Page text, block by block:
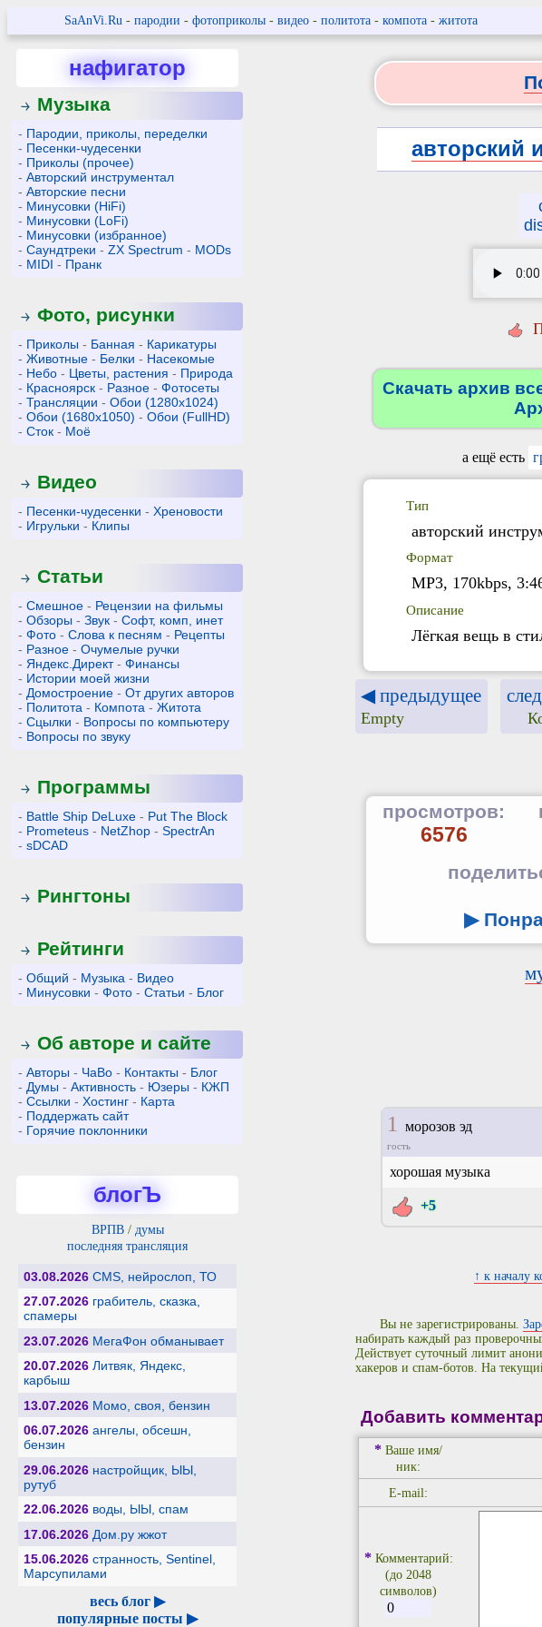
SaAnVi.Ru- пародии - фотоприколы- видео- политота- компота- житота
нафигатор
Музыка
- Пародии, приколы, переделки
- Песенки-чудесенки
- Приколы (прочее)
-Авторский инструментал
-Авторские песни
- Минусовки (HiFi)
- Минусовки (LoFi)
- Минусовки (избранное)
-Саундтреки -ZX Spectrum - MODs
- MIDI - Пранк
Фото, рисунки
- Приколы - Банная - Карикатуры
-Животные - Белки - Насекомые
- Небо - Цветы, растения - Природа
- Красноярск - Разное -Фотосеты
-Трансляции -Обои (1280x1024)
-Обои (1680x1050) -Обои (FullHD)
-Сток - Моё
Видео
- Песенки-чудесенки -Хреновости
- Игрульки - Клипы
Статьи
-Смешное - Рецензии на фильмы
-Обзоры -Звук -Софт, комп, инет
-Фото -Слова к песням - Рецепты
- Разное -Очумелые ручки
- Яндекс.Директ-Финансы
- Истории моей жизни
- Домостроение -От других авторов
- Политота - Компота -Житота
-Сцылки - Вопросы по компьютеру
- Вопросы по звуку
Программы
- Battle Ship DeLuxe - Put The Block
- Prometeus - NetZhop -SpectrAn
-sDCAD
Рингтоны
Рейтинги
-Общий - Музыка - Видео
- Минусовки -Фото -Статьи - Блог
Об авторе и сайте
-Авторы - ЧаВо - Контакты - Блог
- Думы -Активность - Юзеры - КЖП
-Ссылки -Хостинг - Карта
- Поддержать сайт
- Горячие поклонники
блогЪ
ВРПВ/ думы
последняя трансляция
03.08.2026 CMS, нейрослоп, ТО
27.07.2026 грабитель, сказка,
спамеры
23.07.2026 МегаФон обманывает
20.07.2026 Литвяк, Яндекс,
карбыш
13.07.2026 Момо, своя, бензин
06.07.2026 ангелы, обсешн,
бензин
29.06.2026 настройщик, ЫЫ,
рутуб
22.06.2026 воды, ЫЫ, спам
17.06.2026 Дом.ру жжот
15.06.2026 странность, Sentinel,
Марсупилами
весь блог ▶
популярные посты ▶
авторский
Скачать архив
а ещё есть
Тип
авторский
Формат
MP3, 170kbps,
Описание
Лёгкая вещь в
◀ предыдущее
Empty
просмотров:
6576
▶
1 морозов эд
гость
хорошая музыка
+5
↑ к началу
Вы не зарегистрированы.
набирать каждый раз
Действует суточный лимит
хакеров и спам-ботов. На
Добавить
* Ваше имя/
ник:
E-mail:
* Комментарий:
(до 2048
символов)